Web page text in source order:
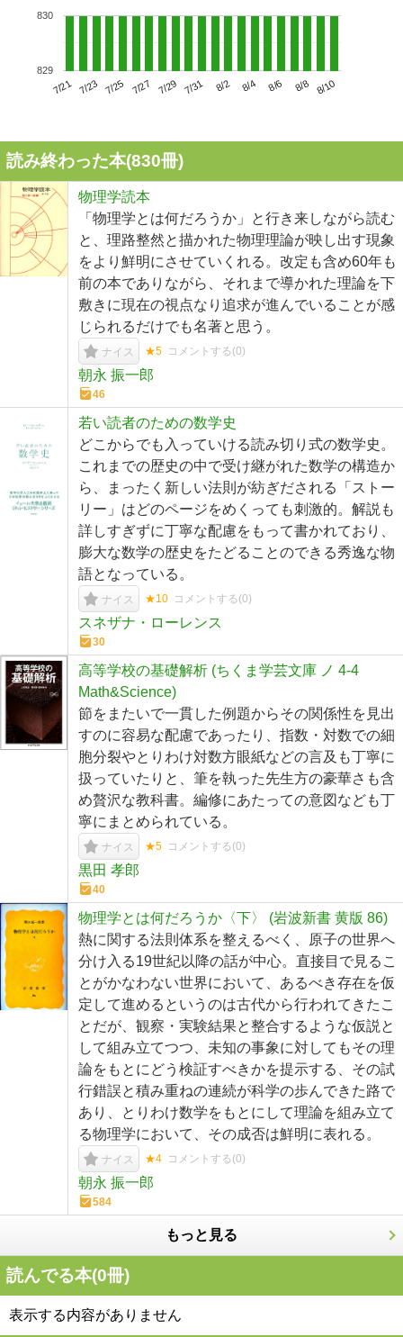
7/21 7/23 7/25 7/27 7/29 7/31 8/2 8/4 8/6 8/8 8/10
829
830
読み終わった本(830冊)
物理学読本
「物理学とは何だろうか」と行き来しながら読む
と、理路整然と描かれた物理理論が映し出す現象
をより鮮明にさせていくれる。改定も含め60年も
前の本でありながら、それまで導かれた理論を下
敷きに現在の視点なり追求が進んでいることが感
じられるだけでも名著と思う。
ナイス ★5 コメントする(0)
朝永 振一郎
46
若い読者のための数学史
どこからでも入っていける読み切り式の数学史。
これまでの歴史の中で受け継がれた数学の構造か
ら、まったく新しい法則が紡ぎだされる「ストー
リー」はどのページをめくっても刺激的。解説も
詳しすぎずに丁寧な配慮をもって書かれており、
膨大な数学の歴史をたどることのできる秀逸な物
語となっている。
ナイス ★10 コメントする(0)
スネザナ・ローレンス
30
高等学校の基礎解析 (ちくま学芸文庫 ノ 4-4
Math&Science)
節をまたいで一貫した例題からその関係性を見出
すのに容易な配慮であったり、指数・対数での細
胞分裂やとりわけ対数方眼紙などの言及も丁寧に
扱っていたりと、筆を執った先生方の豪華さも含
め贅沢な教科書。編修にあたっての意図なども丁
寧にまとめられている。
ナイス ★5 コメントする(0)
黒田 孝郎
40
物理学とは何だろうか〈下〉 (岩波新書 黄版 86)
熱に関する法則体系を整えるべく、原子の世界へ
分け入る19世紀以降の話が中心。直接目で見るこ
とがかなわない世界において、あるべき存在を仮
定して進めるというのは古代から行われてきたこ
とだが、観察・実験結果と整合するような仮説と
して組み立てつつ、未知の事象に対してもその理
論をもとにどう検証すべきかを提示する、その試
行錯誤と積み重ねの連続が科学の歩んできた路で
あり、とりわけ数学をもとにして理論を組み立て
る物理学において、その成否は鮮明に表れる。
ナイス ★4 コメントする(0)
朝永 振一郎
584
もっと見る
読んでる本(0冊)
表示する内容がありません